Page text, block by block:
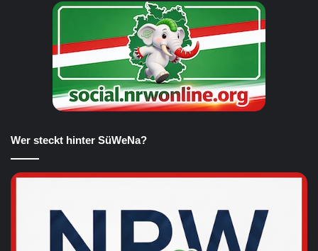
Wer steckt hinter SüWeNa?